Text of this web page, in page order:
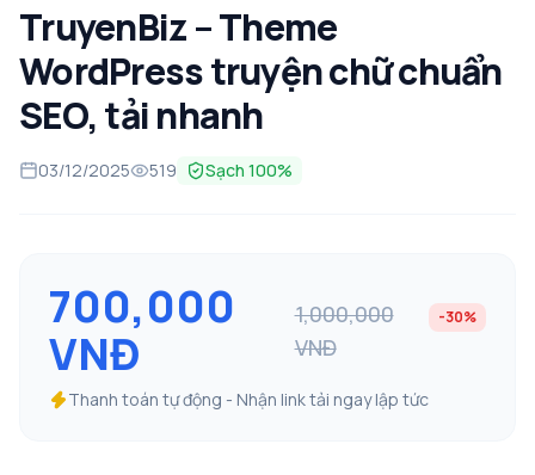
TruyenBiz – Theme
WordPress truyện chữ chuẩn
SEO, tải nhanh
03/12/2025 519 Sạch 100%
700,000
VNĐ
1,000,000
VNĐ
-30%
Thanh toán tự động - Nhận link tải ngay lập tức